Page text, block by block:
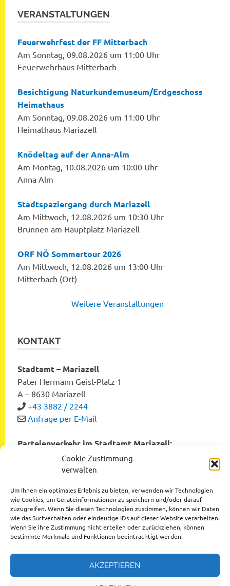
Cookie-Zustimmung
verwalten
Um Ihnen ein optimales Erlebnis zu bieten, verwenden wir Technologien
wie Cookies, um Geräteinformationen zu speichern und/oder darauf
zuzugreifen. Wenn Sie diesen Technologien zustimmen, können wir Daten
wie das Surfverhalten oder eindeutige IDs auf dieser Website verarbeiten.
Wenn Sie ihre Zustimmung nicht erteilen oder zurückziehen, können
bestimmte Merkmale und Funktionen beeinträchtigt werden.
AKZEPTIEREN
VERANSTALTUNGEN
Feuerwehrfest der FF Mitterbach
Am Sonntag, 09.08.2026 um 11:00 Uhr
Feuerwehrhaus Mitterbach
Besichtigung Naturkundemuseum/Erdgeschoss
Heimathaus
Am Sonntag, 09.08.2026 um 11:00 Uhr
Heimathaus Mariazell
Knödeltag auf der Anna-Alm
Am Montag, 10.08.2026 um 10:00 Uhr
Anna Alm
Stadtspaziergang durch Mariazell
Am Mittwoch, 12.08.2026 um 10:30 Uhr
Brunnen am Hauptplatz Mariazell
ORF NÖ Sommertour 2026
Am Mittwoch, 12.08.2026 um 13:00 Uhr
Mitterbach (Ort)
Weitere Veranstaltungen
KONTAKT
Stadtamt – Mariazell
Pater Hermann Geist-Platz 1
A – 8630 Mariazell
+43 3882 / 2244
Anfrage per E-Mail
Parteienverkehr im Stadtamt Mariazell:
Montag bis Freitag von 8:00 bis 12:00 Uhr
Dienstag und Donnerstag von 12:00 bis 16:00 Uhr
Datenschutzerklärung
Impressum